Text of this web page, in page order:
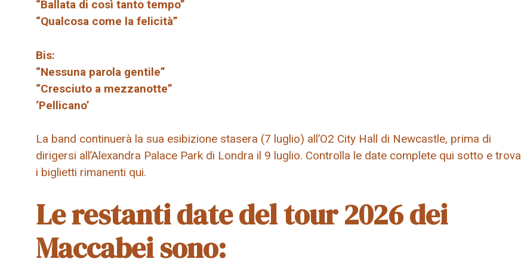
“Ballata di così tanto tempo”
“Qualcosa come la felicità”
Bis:
“Nessuna parola gentile”
“Cresciuto a mezzanotte”
‘Pellicano’
La band continuerà la sua esibizione stasera (7 luglio) all’O2 City Hall di Newcastle, prima di
dirigersi all’Alexandra Palace Park di Londra il 9 luglio. Controlla le date complete qui sotto e trova
i biglietti rimanenti qui.
Le restanti date del tour 2026 dei
Maccabei sono: